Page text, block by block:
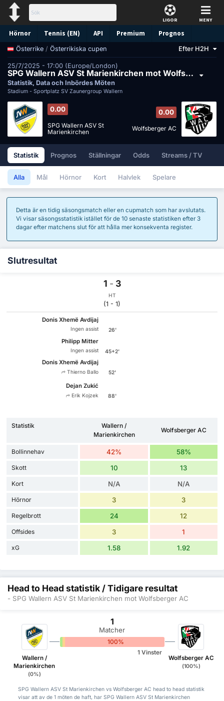
LIGOR MENY
Hörnor Tennis (EN) API Premium Prognos
Österrike / Österrikiska cupen Efter H2H
25/7/2025 - 17:00 (Europe/London)
SPG Wallern ASV St Marienkirchen mot Wolfsberger AC
Statistik, Data och Inbördes Möten
Stadium - Sportplatz SV Zaunergroup Wallern
0.00
SPG Wallern ASV St
Marienkirchen
0.00
Wolfsberger AC
Statistik Prognos Ställningar Odds Streams / TV
Alla Mål Hörnor Kort Halvlek Spelare
Detta är en tidig säsongsmatch eller en cupmatch som har avslutats.
Vi visar säsongsstatistik istället för de 10 senaste statistiken efter 3
dagar efter matchens slut för att hålla mer konsekventa register.
Slutresultat
1 - 3
HT
(1 - 1)
Donis Xhemë Avdijaj
Ingen assist 26'
Philipp Mitter
Ingen assist 45+2'
Donis Xhemë Avdijaj
Thierno Ballo 52'
Dejan Zukić
Erik Kojzek 88'
Statistik
Wallern /
Marienkirchen
Wolfsberger AC
Bollinnehav 42% 58%
Skott 10 13
Kort N/A N/A
Hörnor 3 3
Regelbrott 24 12
Offsides 3 1
xG 1.58 1.92
Head to Head statistik / Tidigare resultat
- SPG Wallern ASV St Marienkirchen mot Wolfsberger AC
Wallern /
Marienkirchen
(0%)
1
Matcher
100%
1 Vinster
Wolfsberger AC
(100%)
SPG Wallern ASV St Marienkirchen vs Wolfsberger AC head to head statistik
visar att av de 1 möten de haft, har SPG Wallern ASV St Marienkirchen